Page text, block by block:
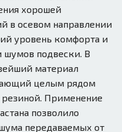
хорошей
в осевом направлении
уровень комфорта и
шумов подвески. В
материал
целым рядом
Применение
позволило
передаваемых от